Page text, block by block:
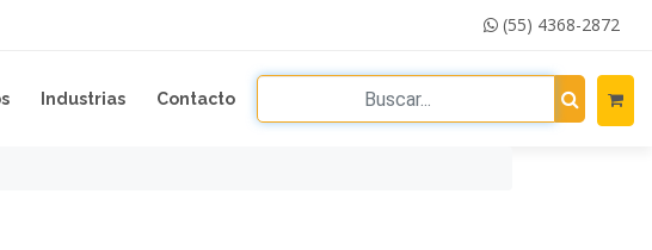
(55) 4368-2872
Industrias Contacto